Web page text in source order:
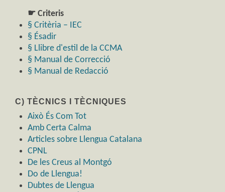
☛ Criteris
§ Critèria – IEC
§ Ésadir
§ Llibre d'estil de la CCMA
§ Manual de Correcció
§ Manual de Redacció
C) TÈCNICS I TÈCNIQUES
Això És Com Tot
Amb Certa Calma
Articles sobre Llengua Catalana
CPNL
De les Creus al Montgó
Do de Llengua!
Dubtes de Llengua